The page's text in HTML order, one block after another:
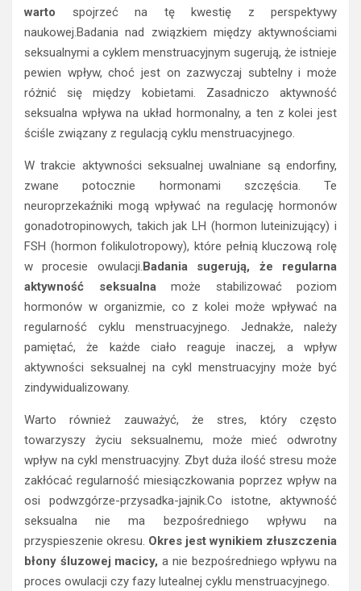
warto spojrzeć na tę kwestię z perspektywy
naukowej.Badania nad związkiem między aktywnościami
seksualnymi a cyklem menstruacyjnym sugerują, że istnieje
pewien wpływ, choć jest on zazwyczaj subtelny i może
różnić się między kobietami. Zasadniczo aktywność
seksualna wpływa na układ hormonalny, a ten z kolei jest
ściśle związany z regulacją cyklu menstruacyjnego.
W trakcie aktywności seksualnej uwalniane są endorfiny,
zwane potocznie hormonami szczęścia. Te
neuroprzekaźniki mogą wpływać na regulację hormonów
gonadotropinowych, takich jak LH (hormon luteinizujący) i
FSH (hormon folikulotropowy), które pełnią kluczową rolę
w procesie owulacji.Badania sugerują, że regularna
aktywność seksualnamoże stabilizować poziom
hormonów w organizmie, co z kolei może wpływać na
regularność cyklu menstruacyjnego. Jednakże, należy
pamiętać, że każde ciało reaguje inaczej, a wpływ
aktywności seksualnej na cykl menstruacyjny może być
zindywidualizowany.
Warto również zauważyć, że stres, który często
towarzyszy życiu seksualnemu, może mieć odwrotny
wpływ na cykl menstruacyjny. Zbyt duża ilość stresu może
zakłócać regularność miesiączkowania poprzez wpływ na
osi podwzgórze-przysadka-jajnik.Co istotne, aktywność
seksualna nie ma bezpośredniego wpływu na
przyspieszenie okresu. Okres jest wynikiem złuszczenia
błony śluzowej macicy, a nie bezpośredniego wpływu na
proces owulacji czy fazy lutealnej cyklu menstruacyjnego.